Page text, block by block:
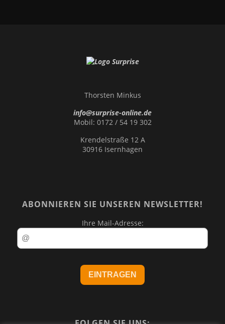
Thorsten Minkus
info@surprise-online.de
Mobil: 0172 / 54 19 302
Krendelstraße 12 A
30916 Isernhagen
ABONNIEREN SIE UNSEREN NEWSLETTER!
Ihre Mail-Adresse: